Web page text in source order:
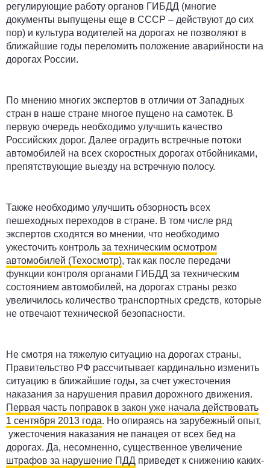
регулирующие работу органов ГИБДД (многие
документы выпущены еще в СССР – действуют до сих
пор) и культура водителей на дорогах не позволяют в
ближайшие годы переломить положение аварийности на
дорогах России.
По мнению многих экспертов в отличии от Западных
стран в наше стране многое пущено на самотек. В
первую очередь необходимо улучшить качество
Российских дорог. Далее оградить встречные потоки
автомобилей на всех скоростных дорогах отбойниками,
препятствующие выезду на встречную полосу.
Также необходимо улучшить обзорность всех
пешеходных переходов в стране. В том числе ряд
экспертов сходятся во мнении, что необходимо
ужесточить контроль за техническим осмотром
автомобилей (Техосмотр), так как после передачи
функции контроля органами ГИБДД за техническим
состоянием автомобилей, на дорогах страны резко
увеличилось количество транспортных средств, которые
не отвечают технической безопасности.
Не смотря на тяжелую ситуацию на дорогах страны,
Правительство РФ рассчитывает кардинально изменить
ситуацию в ближайшие годы, за счет ужесточения
наказания за нарушения правил дорожного движения.
Первая часть поправок в закон уже начала действовать
1 сентября 2013 года. Но опираясь на зарубежный опыт,
ужесточения наказания не панацея от всех бед на
дорогах. Да, несомненно, существенное увеличение
штрафов за нарушение ПДД приведет к снижению каких-